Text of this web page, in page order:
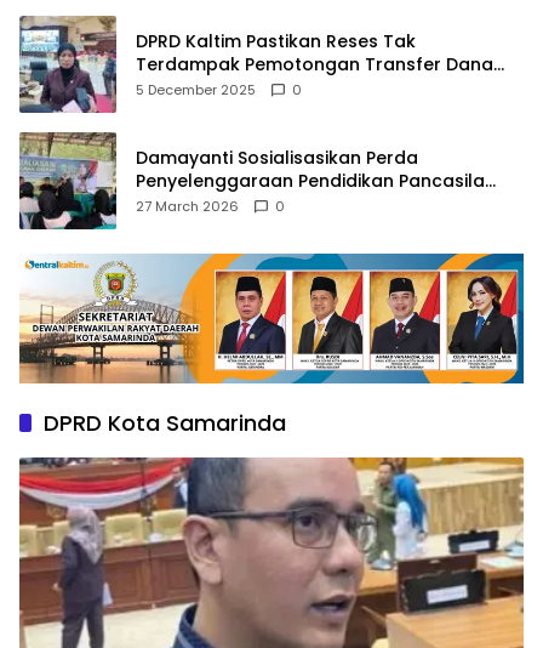
DPRD Kaltim Pastikan Reses Tak
Terdampak Pemotongan Transfer Dana
Pusat
5 December 2025 0
Damayanti Sosialisasikan Perda
Penyelenggaraan Pendidikan Pancasila
dan Wawasan Kebangsaan
27 March 2026 0
DPRD Kota Samarinda